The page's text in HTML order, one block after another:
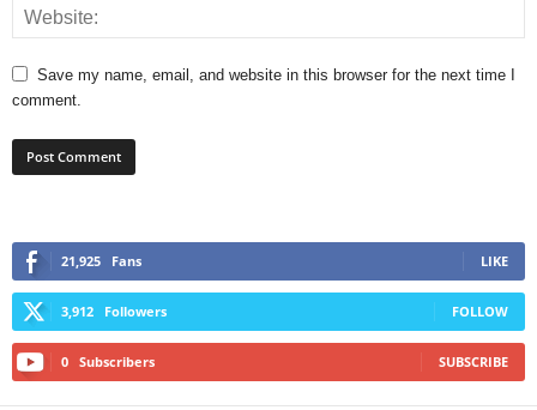
Save my name, email, and website in this browser for the next time I
comment.
21,925 Fans LIKE
3,912 Followers FOLLOW
0 Subscribers SUBSCRIBE